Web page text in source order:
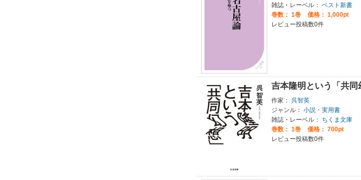
雑誌・レーベル： ベスト新書
巻数： 1巻
価格： 1,000pt
レビュー投稿数0件
吉本隆明という「共同
作家： 呉智英
ジャンル： 小説・実用書
雑誌・レーベル：
ちくま文庫
巻数： 1巻
価格： 700pt
レビュー投稿数0件